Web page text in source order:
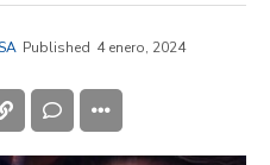
Published 4 enero, 2024